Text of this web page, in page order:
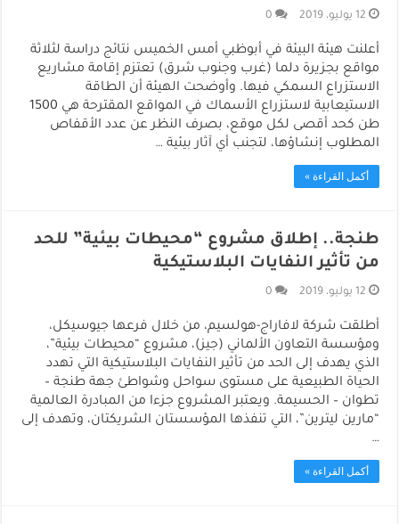
12 يوليو، 2019 0
أعلنت هيئة البيئة في أبوظبي أمس الخميس نتائج دراسة لثلاثة
مواقع بجزيرة دلما (غرب وجنوب شرق) تعتزم إقامة مشاريع
الاستزراع السمكي فيها. وأوضحت الهيئة أن الطاقة
الاستيعابية لاستزراع الأسماك في المواقع المقترحة هي 1500
طن كحد أقصى لكل موقع، بصرف النظر عن عدد الأقفاص
المطلوب إنشاؤها، لتجنب أي آثار بيئية …
أكمل القراءة »
طنجة.. إطلاق مشروع “محيطات بيئية” للحد
من تأثير النفايات البلاستيكية
12 يوليو، 2019 0
أطلقت شركة لافاراج-هولسيم، من خلال فرعها جيوسيكل،
ومؤسسة التعاون الألماني (جيز)، مشروع “محيطات بيئية”،
الذي يهدف إلى الحد من تأثير النفايات البلاستيكية التي تهدد
الحياة الطبيعية على مستوى سواحل وشواطئ جهة طنجة –
تطوان – الحسيمة. ويعتبر المشروع جزءا من المبادرة العالمية
“مارين ليترين”، التي تنفذها المؤسستان الشريكتان، وتهدف إلى
…
أكمل القراءة »